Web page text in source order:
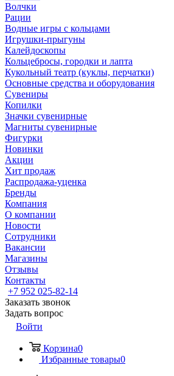
Волчки
Рации
Водные игры с кольцами
Игрушки-прыгуны
Калейдоскопы
Кольцебросы, городки и лапта
Кукольный театр (куклы, перчатки)
Основные средства и оборудования
Сувениры
Копилки
Значки сувенирные
Магниты сувенирные
Фигурки
Новинки
Акции
Хит продаж
Распродажа-уценка
Бренды
Компания
О компании
Новости
Сотрудники
Вакансии
Магазины
Отзывы
Контакты
+7 952 025-82-14
Заказать звонок
Задать вопрос
Войти
Корзина0
Избранные товары0